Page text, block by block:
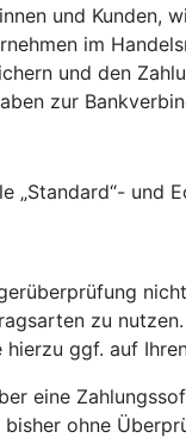
und Kunden,
im
und den
zur
und
zu
ggf. auf
eine
ohne